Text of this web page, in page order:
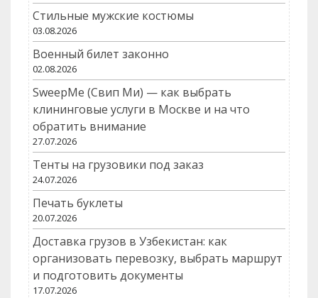
Стильные мужские костюмы
03.08.2026
Военный билет законно
02.08.2026
SweepMe (Свип Ми) — как выбрать
клининговые услуги в Москве и на что
обратить внимание
27.07.2026
Тенты на грузовики под заказ
24.07.2026
Печать буклеты
20.07.2026
Доставка грузов в Узбекистан: как
организовать перевозку, выбрать маршрут
и подготовить документы
17.07.2026